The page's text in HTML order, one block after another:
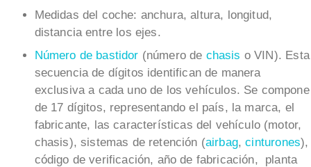
Medidas del coche: anchura, altura, longitud,
distancia entre los ejes.
Número de bastidor (número de chasis o VIN). Esta
secuencia de dígitos identifican de manera
exclusiva a cada uno de los vehículos. Se compone
de 17 dígitos, representando el país, la marca, el
fabricante, las características del vehículo (motor,
chasis), sistemas de retención (airbag,cinturones),
código de verificación, año de fabricación, planta